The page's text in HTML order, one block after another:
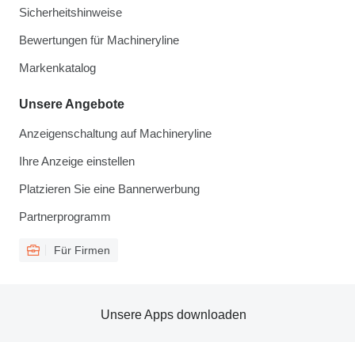
Sicherheitshinweise
Bewertungen für Machineryline
Markenkatalog
Unsere Angebote
Anzeigenschaltung auf Machineryline
Ihre Anzeige einstellen
Platzieren Sie eine Bannerwerbung
Partnerprogramm
Für Firmen
Unsere Apps downloaden